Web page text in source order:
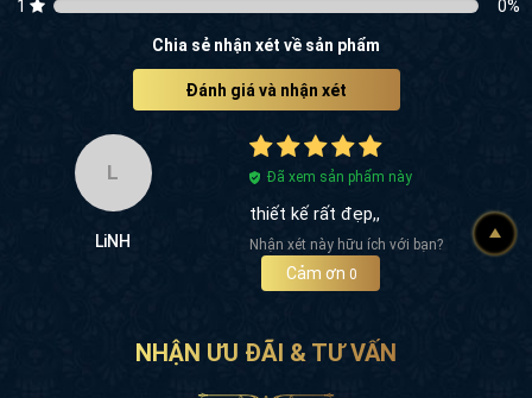
1
0%
Chia sẻ nhận xét về sản phẩm
Đánh giá và nhận xét
L
LiNH
Đã xem sản phẩm này
thiết kế rất đẹp,,
Nhận xét này hữu ích với bạn?
Cảm ơn 0
NHẬN ƯU ĐÃI & TƯ VẤN